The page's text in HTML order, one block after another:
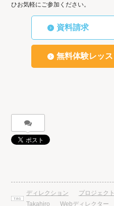
ひお気軽にご参加ください。
資料請求
無料体験レッ
ディレクション プロジェク
Takahiro
Webディレクター